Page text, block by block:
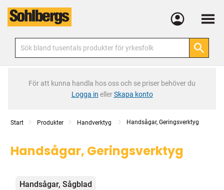
Meny
För att kunna handla hos oss och se priser behöver du
Logga in ellerSkapa konto
Start Produkter Handverktyg Handsågar, Geringsverktyg
Handsågar, Geringsverktyg
Kategorier
Handsågar, Sågblad